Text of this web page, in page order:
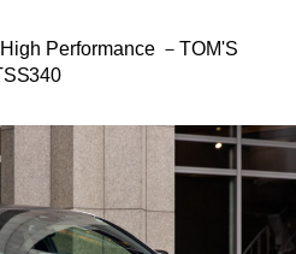
Performance －TOM'S